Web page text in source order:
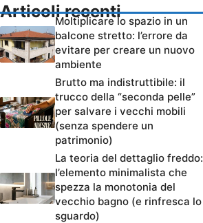
Articoli recenti
Moltiplicare lo spazio in un
balcone stretto: l’errore da
evitare per creare un nuovo
ambiente
Brutto ma indistruttibile: il
trucco della “seconda pelle”
per salvare i vecchi mobili
(senza spendere un
patrimonio)
La teoria del dettaglio freddo:
l’elemento minimalista che
spezza la monotonia del
vecchio bagno (e rinfresca lo
sguardo)